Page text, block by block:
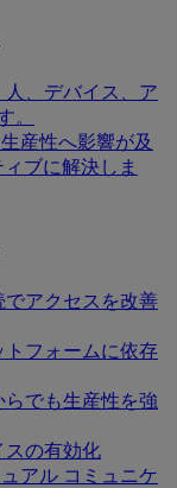
人、デバイス、ア
。
生産性へ影響が及
ブに解決しま
でアクセスを改善
トフォームに依存
らでも生産性を強
スの有効化
アル コミュニケ